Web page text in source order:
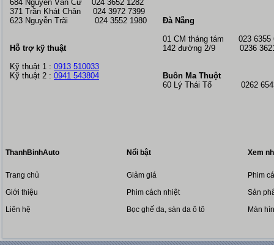
684 Nguyễn Văn Cừ 024 3652 1282
371 Trần Khát Chân 024 3972 7399
623 Nguyễn Trãi 024 3552 1980
Hỗ trợ kỹ thuật
Kỹ thuật 1 : 0913 510033
Kỹ thuật 2 : 0941 543804
Đà Nẵng
01 CM tháng tám 023 6355
142 đường 2/9 0236
Buôn Ma Thuột
60 Lý Thái Tổ 0262
ThanhBinhAuto
Trang chủ
Giới thiệu
Liên hệ
Nổi bật
Giảm giá
Phim cách nhiệt
Bọc ghế da, sàn da ô tô
Xem
Phim
Sản
Màn